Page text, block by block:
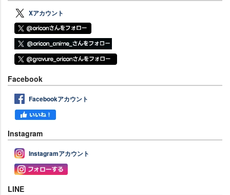
Xアカウント
Facebook
Facebookアカウント
Instagram
Instagramアカウント
LINE